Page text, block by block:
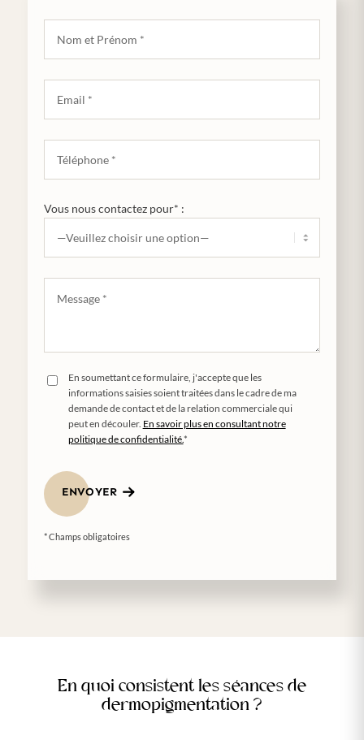
Vous nous contactez pour* :
En soumettant ce formulaire, j'accepte que les
informations saisies soient traitées dans le cadre de ma
demande de contact et de la relation commerciale qui
peut en découler. En savoir plus en consultant notre
politique de confidentialité.*
ENVOYER
* Champs obligatoires
En quoi consistent les séances de
dermopigmentation ?